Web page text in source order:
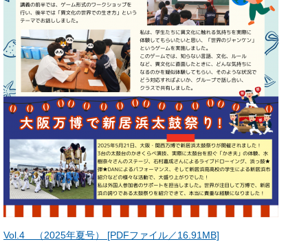
Vol.4 （2025年夏号） [PDFファイル／16.91MB]